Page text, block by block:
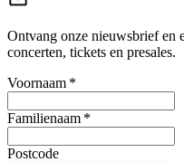
Ontvang onze nieuwsbrief en
concerten, tickets en presales.
Voornaam *
Familienaam *
Postcode